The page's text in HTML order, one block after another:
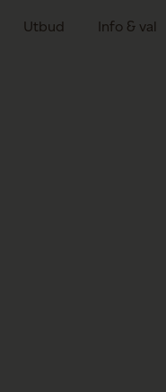
Utbud Info & val